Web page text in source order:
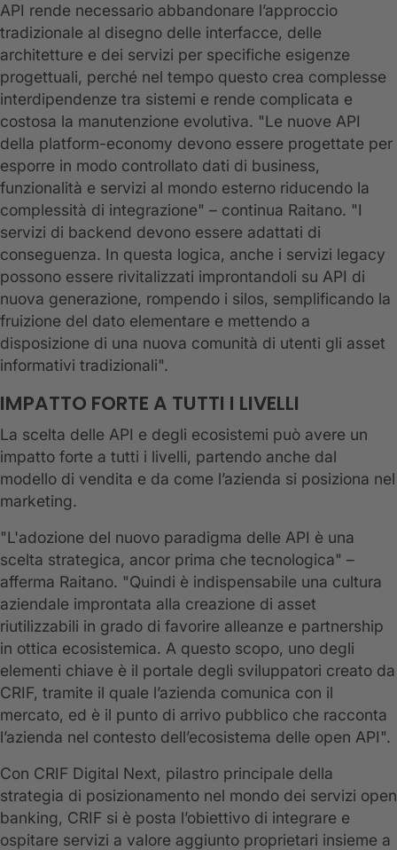
API rende necessario abbandonare l’approccio
tradizionale al disegno delle interfacce, delle
architetture e dei servizi per specifiche esigenze
progettuali, perché nel tempo questo crea complesse
interdipendenze tra sistemi e rende complicata e
costosa la manutenzione evolutiva. "Le nuove API
della platform-economy devono essere progettate per
esporre in modo controllato dati di business,
funzionalità e servizi al mondo esterno riducendo la
complessità di integrazione" – continua Raitano. "I
servizi di backend devono essere adattati di
conseguenza. In questa logica, anche i servizi legacy
possono essere rivitalizzati improntandoli su API di
nuova generazione, rompendo i silos, semplificando la
fruizione del dato elementare e mettendo a
disposizione di una nuova comunità di utenti gli asset
informativi tradizionali".
IMPATTO FORTE A TUTTI I LIVELLI
La scelta delle API e degli ecosistemi può avere un
impatto forte a tutti i livelli, partendo anche dal
modello di vendita e da come l’azienda si posiziona nel
marketing.
"L'adozione del nuovo paradigma delle API è una
scelta strategica, ancor prima che tecnologica" –
afferma Raitano. "Quindi è indispensabile una cultura
aziendale improntata alla creazione di asset
riutilizzabili in grado di favorire alleanze e partnership
in ottica ecosistemica. A questo scopo, uno degli
elementi chiave è il portale degli sviluppatori creato da
CRIF, tramite il quale l’azienda comunica con il
mercato, ed è il punto di arrivo pubblico che racconta
l’azienda nel contesto dell’ecosistema delle open API".
Con CRIF Digital Next, pilastro principale della
strategia di posizionamento nel mondo dei servizi open
banking, CRIF si è posta l’obiettivo di integrare e
ospitare servizi a valore aggiunto proprietari insieme a